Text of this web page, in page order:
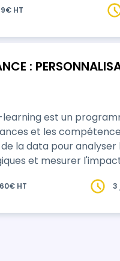
HT
:
est un
et les
la data pour analyser
et mesurer
et mesurer
HT 3